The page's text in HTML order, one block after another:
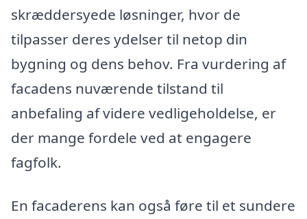
skræddersyede løsninger, hvor de
tilpasser deres ydelser til netop din
bygning og dens behov. Fra vurdering af
facadens nuværende tilstand til
anbefaling af videre vedligeholdelse, er
der mange fordele ved at engagere
fagfolk.
En facaderens kan også føre til et sundere